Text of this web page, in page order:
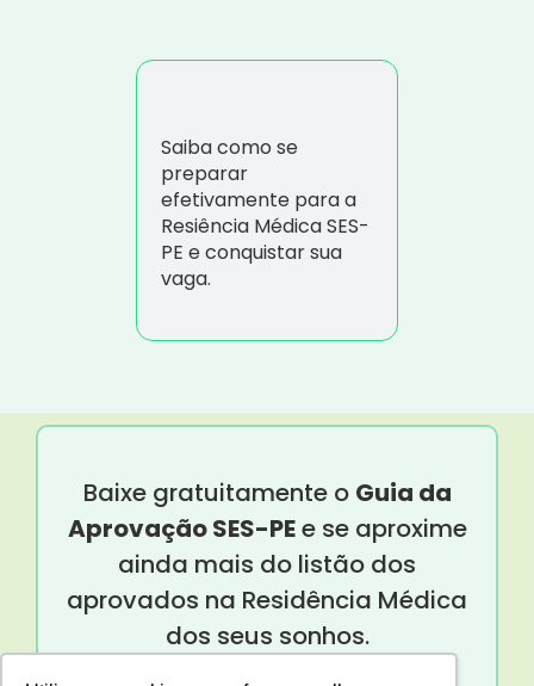
Saiba como se
preparar
efetivamente para a
Resiência Médica SES-
PE e conquistar sua
vaga.
Baixe gratuitamente o Guia da
Aprovação SES-PEe se aproxime
ainda mais do listão dos
aprovados na Residência Médica
dos seus sonhos.